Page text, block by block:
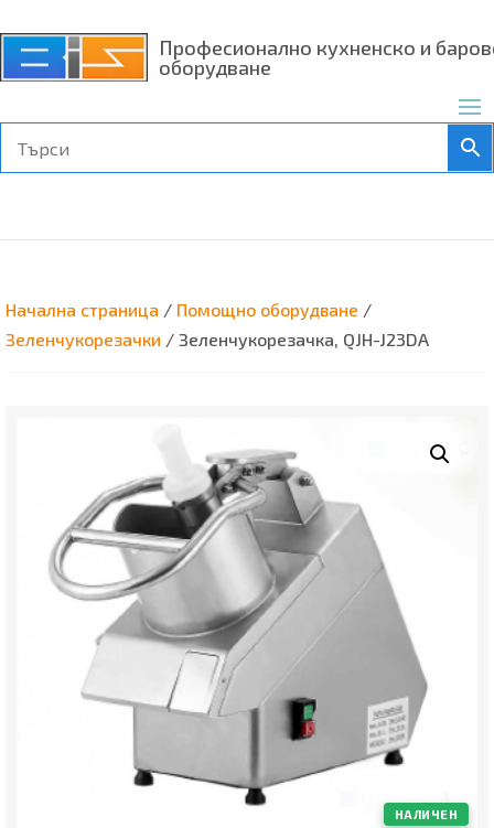
Професионално кухненско и
оборудване
Начална страница / Помощно оборудване /
Зеленчукорезачки / Зеленчукорезачка, QJH-J23DA
НАЛИЧЕН